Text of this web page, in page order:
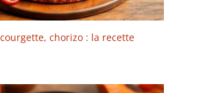
chorizo : la recette